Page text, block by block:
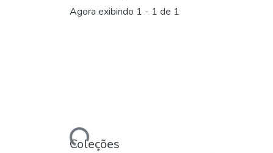
Agora exibindo 1 - 1 de 1
Carregando...
Coleções